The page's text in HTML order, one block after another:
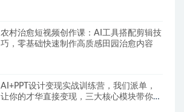
农村治愈短视频创作课：AI工具搭配剪辑技
巧，零基础快速制作高质感田园治愈内容
AI+PPT设计变现实战训练营，我们派单，
让你的才华直接变现，三大核心模块带你构